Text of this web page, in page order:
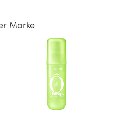
Marke